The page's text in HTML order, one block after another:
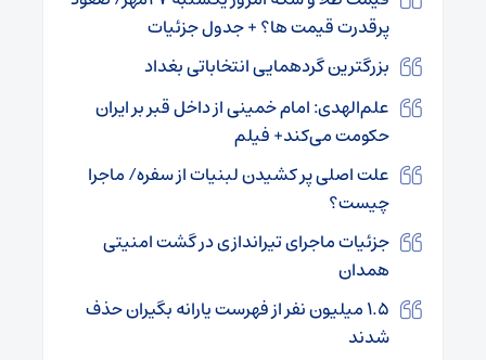
پرقدرت قیمت ها؟ + جدول جزئیات
بزرگترین گردهمایی انتخاباتی بغداد
علم‌الهدی: امام خمینی از داخل قبر بر ایران
حکومت می‌کند+ فیلم
علت اصلی پر کشیدن لبنیات از سفره/ ماجرا
چیست؟
جزئیات ماجرای تیراندازی در گشت امنیتی
همدان
۱.۵ میلیون نفر از فهرست یارانه بگیران حذف
شدند